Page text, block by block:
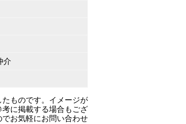
介
ものです。イメージが
に掲載する場合もござ
お気軽にお問い合わせ